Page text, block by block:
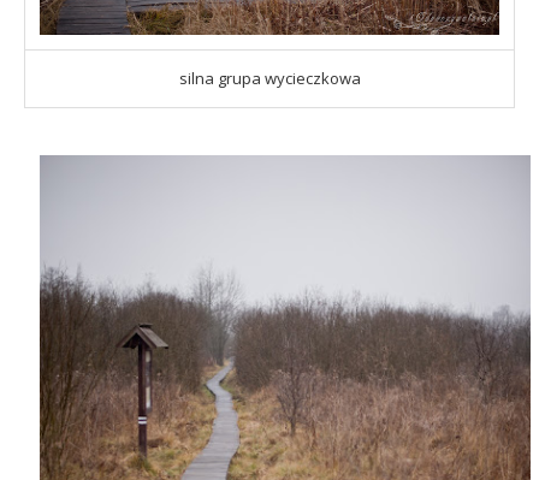
silna grupa wycieczkowa